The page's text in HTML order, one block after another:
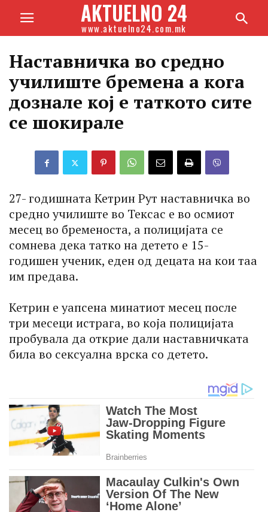
AKTUELNO 24
www.aktuelno24.com.mk
Наставничка во средно
училиште бремена а кога
дознале кој е таткото сите
се шокирале
27- годишната Кетрин Рут наставничка во
средно училиште во Тексас е во осмиот
месец во бременоста, а полицијата се
сомнева дека татко на детето е 15-
годишен ученик, еден од децата на кои таа
им предава.
Кетрин е уапсена минатиот месец после
три месеци истрага, во која полицијата
пробувала да открие дали наставничката
била во сексуална врска со детето.